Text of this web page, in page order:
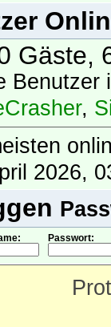
Gäste,
Benutzer
,
2026,
Passwort: